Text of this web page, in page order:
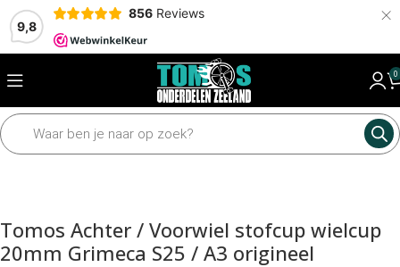
9,8
856 Reviews ×
0
Home Mechanisch Wielen en assen Assen en toebehoren
Tomos Achter / Voorwiel stofcup wielcup
20mm Grimeca S25 / A3 origineel